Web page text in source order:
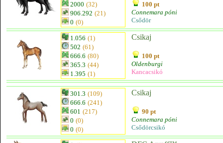
2000 (32)
906.292 (21)
0 (0)
100 pt
Connemara póni
Csődör
1.056 (1)
502 (61)
666.6 (80)
365.3 (44)
1.395 (1)
Csikaj
100 pt
Oldenburgi
Kancacsikó
301.3 (109)
666.6 (241)
601 (217)
0 (0)
0 (0)
Csikaj
90 pt
Connemara póni
Csődörcsikó